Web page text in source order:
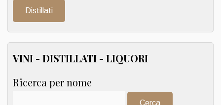
Distillati
VINI - DISTILLATI - LIQUORI
Ricerca per nome